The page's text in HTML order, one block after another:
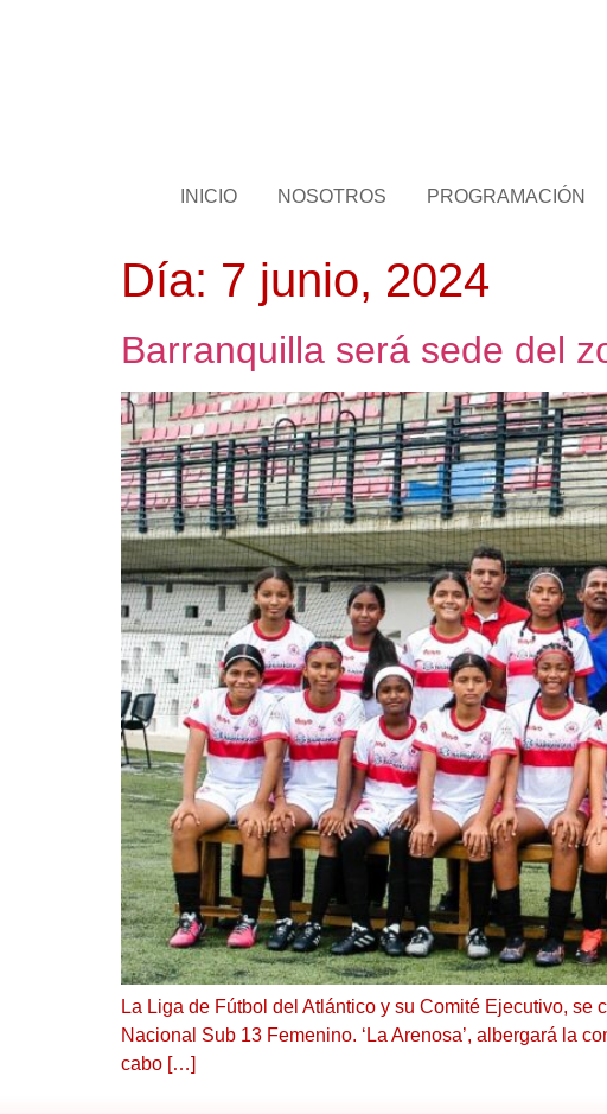
INICIO NOSOTROS PROGRAMACIÓN
Día: 7 junio, 2024
Barranquilla será sede del
La Liga de Fútbol del Atlántico y su Comité Ejecutivo,
Nacional Sub 13 Femenino. ‘La Arenosa’, albergará la
cabo […]